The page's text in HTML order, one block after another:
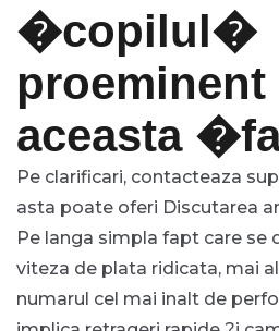
�copilul�
proeminent
aceasta
Pe clarificari, contacteaza
asta poate oferi Discutarea
Pe langa simpla fapt care se
viteza de plata ridicata, mai
numarul cel mai inalt de